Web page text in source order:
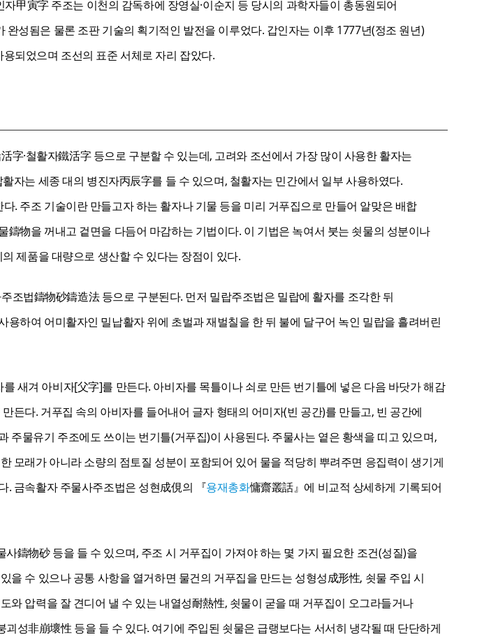
甲寅字 주조는 이천의 감독하에 장영실·이순지 등 당시의 과학자들이 총동원되어
성됨은 물론 조판 기술의 획기적인 발전을 이루었다. 갑인자는 이후 1777년(정조 원년)
되었으며 조선의 표준 서체로 자리 잡았다.
字·철활자鐵活字 등으로 구분할 수 있는데, 고려와 조선에서 가장 많이 사용한 활자는
자는 세종 대의 병진자丙辰字를 들 수 있으며, 철활자는 민간에서 일부 사용하였다.
. 주조 기술이란 만들고자 하는 활자나 기물 등을 미리 거푸집으로 만들어 알맞은 배합
物을 꺼내고 겉면을 다듬어 마감하는 기법이다. 이 기법은 녹여서 붓는 쇳물의 성분이나
제품을 대량으로 생산할 수 있다는 장점이 있다.
조법鑄物砂鑄造法 등으로 구분된다. 먼저 밀랍주조법은 밀랍에 활자를 조각한 뒤
용하여 어미활자인 밀납활자 위에 초벌과 재벌칠을 한 뒤 불에 달구어 녹인 밀랍을 흘려버린
새겨 아비자[父字]를 만든다. 아비자를 목틀이나 쇠로 만든 번기틀에 넣은 다음 바닷가 해감
든다. 거푸집 속의 아비자를 들어내어 글자 형태의 어미자(빈 공간)를 만들고, 빈 공간에
주물유기 주조에도 쓰이는 번기틀(거푸집)이 사용된다. 주물사는 옅은 황색을 띠고 있으며,
모래가 아니라 소량의 점토질 성분이 포함되어 있어 물을 적당히 뿌려주면 응집력이 생기게
. 금속활자 주물사주조법은 성현成俔의 『용재총화慵齋叢話』에 비교적 상세하게 기록되어
鑄物砂 등을 들 수 있으며, 주조 시 거푸집이 가져야 하는 몇 가지 필요한 조건(성질)을
을 수 있으나 공통 사항을 열거하면 물건의 거푸집을 만드는 성형성成形性, 쇳물 주입 시
와 압력을 잘 견디어 낼 수 있는 내열성耐熱性, 쇳물이 굳을 때 거푸집이 오그라들거나
성非崩壞性 등을 들 수 있다. 여기에 주입된 쇳물은 급랭보다는 서서히 냉각될 때 단단하게